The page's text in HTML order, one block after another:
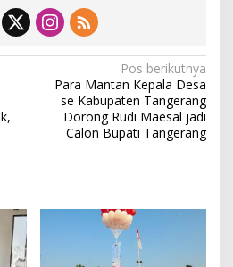
Pos berikutnya
Para Mantan Kepala Desa
se Kabupaten Tangerang
Dorong Rudi Maesal jadi
Calon Bupati Tangerang